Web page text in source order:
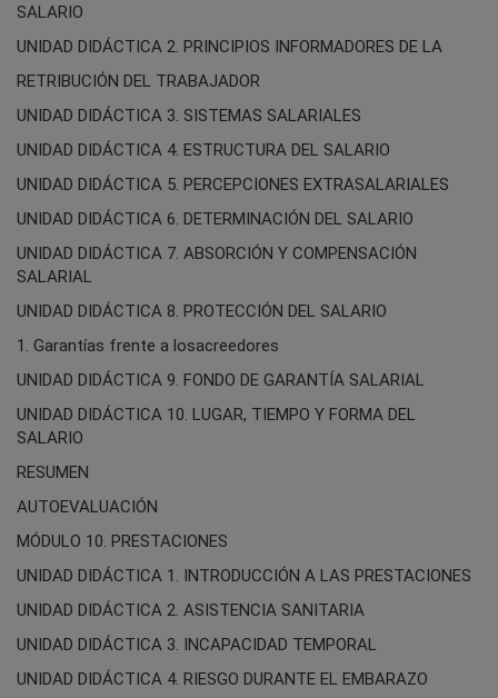
SALARIO
UNIDAD DIDÁCTICA 2. PRINCIPIOS INFORMADORES DE LA
RETRIBUCIÓN DEL TRABAJADOR
UNIDAD DIDÁCTICA 3. SISTEMAS SALARIALES
UNIDAD DIDÁCTICA 4. ESTRUCTURA DEL SALARIO
UNIDAD DIDÁCTICA 5. PERCEPCIONES EXTRASALARIALES
UNIDAD DIDÁCTICA 6. DETERMINACIÓN DEL SALARIO
UNIDAD DIDÁCTICA 7. ABSORCIÓN Y COMPENSACIÓN
SALARIAL
UNIDAD DIDÁCTICA 8. PROTECCIÓN DEL SALARIO
1. Garantías frente a losacreedores
UNIDAD DIDÁCTICA 9. FONDO DE GARANTÍA SALARIAL
UNIDAD DIDÁCTICA 10. LUGAR, TIEMPO Y FORMA DEL
SALARIO
RESUMEN
AUTOEVALUACIÓN
MÓDULO 10. PRESTACIONES
UNIDAD DIDÁCTICA 1. INTRODUCCIÓN A LAS PRESTACIONES
UNIDAD DIDÁCTICA 2. ASISTENCIA SANITARIA
UNIDAD DIDÁCTICA 3. INCAPACIDAD TEMPORAL
UNIDAD DIDÁCTICA 4. RIESGO DURANTE EL EMBARAZO